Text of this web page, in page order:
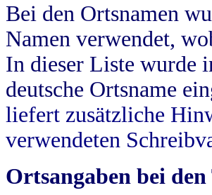
Bei den Ortsnamen
Namen verwendet,
In dieser Liste wurde
deutsche Ortsname
liefert zusätzliche
verwendeten
Ortsangaben bei